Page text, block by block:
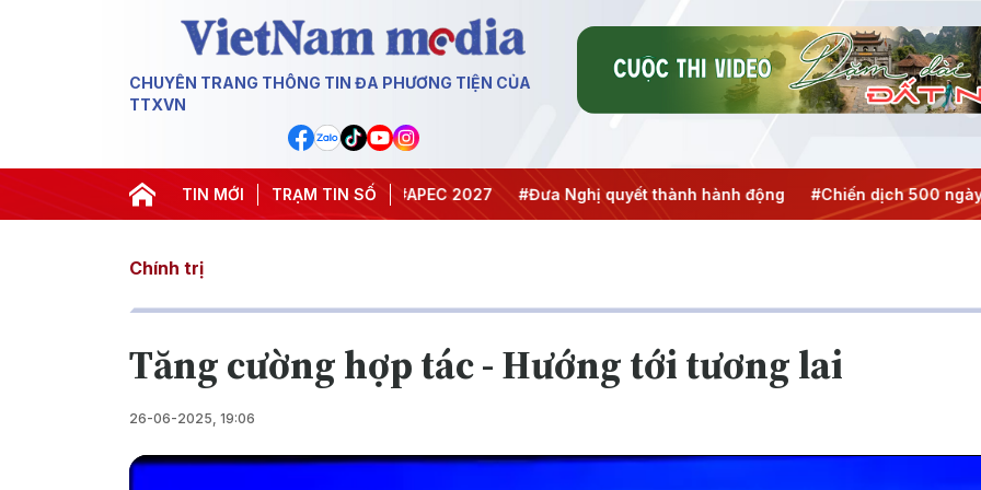
CHUYÊN TRANG THÔNG TIN ĐA PHƯƠNG TIỆN CỦA
TTXVN
TIN MỚI TRẠM TIN SỐ
#Hội nghị Trung ương 3 #APEC 2027 #Đưa Nghị quyết thành hành động #Chiến dịch 500 ngày đêm
Chính trị
Tăng cường hợp tác - Hướng tới tương lai
26-06-2025, 19:06